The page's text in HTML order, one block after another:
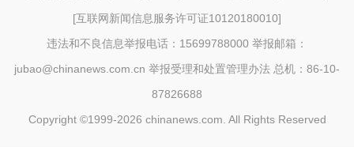
[互联网新闻信息服务许可证10120180010]
违法和不良信息举报电话：15699788000 举报邮箱：
jubao@chinanews.com.cn 举报受理和处置管理办法 总机：86-10-
87826688
Copyright ©1999-2026 chinanews.com. All Rights Reserved